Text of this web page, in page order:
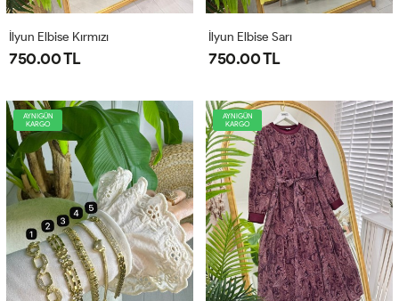
İlyun Elbise Kırmızı
750.00 TL
İlyun Elbise Sarı
750.00 TL
AYNIGÜN
KARGO
AYNIGÜN
KARGO